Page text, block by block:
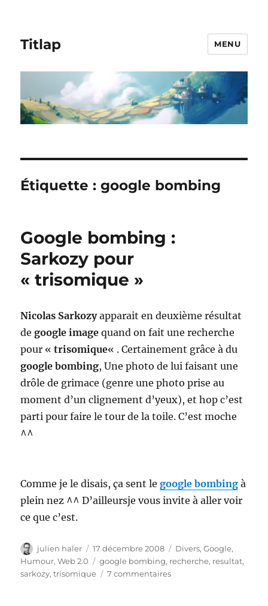
Titlap MENU
Étiquette :google bombing
Google bombing :
Sarkozy pour
« trisomique »
Nicolas Sarkozyapparait en deuxième résultat
degoogle image quand on fait une recherche
pour «trisomique« . Certainement grâce à du
google bombing, Une photo de lui faisant une
drôle de grimace (genre une photo prise au
moment d’un clignement d’yeux), et hop c’est
parti pour faire le tour de la toile. C’est moche
^^
Comme je le disais, ça sent legoogle bombing à
plein nez ^^ D’ailleursje vous invite à aller voir
ce que c’est.
Auteur
julien haler
Publié
le
17 décembre 2008 Catégories
Divers,Google,
Humour,Web 2.0 Étiquettes
google bombing, recherche, resultat,
sarkozy,trisomique 7 commentairessur